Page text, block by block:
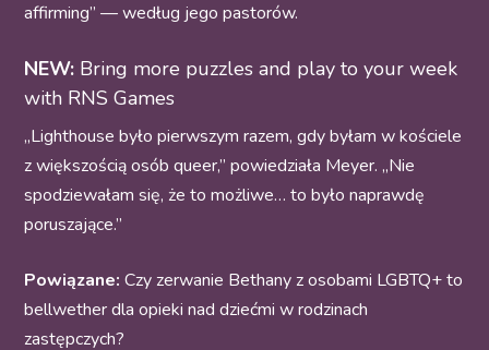
affirming” — według jego pastorów.
NEW: Bring more puzzles and play to your week
with RNS Games
„Lighthouse było pierwszym razem, gdy byłam w kościele
z większością osób queer,” powiedziała Meyer. „Nie
spodziewałam się, że to możliwe… to było naprawdę
poruszające.”
Powiązane: Czy zerwanie Bethany z osobami LGBTQ+ to
bellwether dla opieki nad dziećmi w rodzinach
zastępczych?